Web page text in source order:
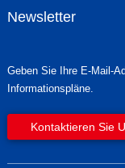
Newsletter
Geben Sie Ihre E-Mail-
Informationspläne.
Kontaktieren Sie